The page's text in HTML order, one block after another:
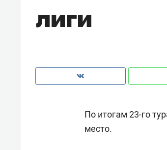
лиги
По итогам 23-го
место.